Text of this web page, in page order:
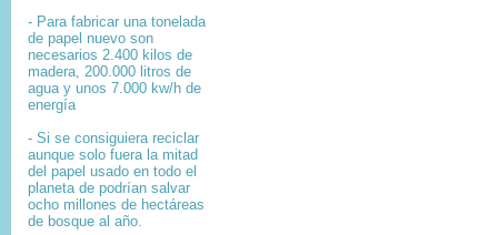
- Para fabricar una tonelada
de papel nuevo son
necesarios 2.400 kilos de
madera, 200.000 litros de
agua y unos 7.000 kw/h de
energía
- Si se consiguiera reciclar
aunque solo fuera la mitad
del papel usado en todo el
planeta de podrían salvar
ocho millones de hectáreas
de bosque al año.